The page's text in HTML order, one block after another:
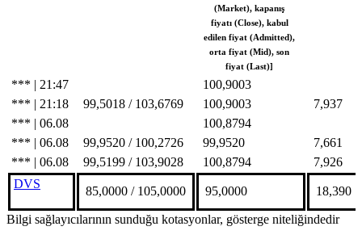
(Market), kapanış
fiyatı (Close), kabul
edilen fiyat (Admitted),
orta fiyat (Mid), son
fiyat (Last)]
*** | 21:47
100,9003
*** | 21:18
99,5018 / 103,6769 100,9003
7,937
*** | 06.08
100,8794
*** | 06.08
99,9520 / 100,2726 99,9520
7,661
*** | 06.08
99,5199 / 103,9028 100,8794
7,926
DVS
85,0000 / 105,0000 95,0000 18,390
Bilgi sağlayıcılarının sunduğu kotasyonlar, gösterge niteliğindedir